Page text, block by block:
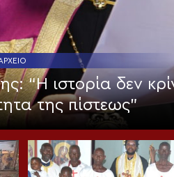
“Η ιστορία δεν
της πίστεως”